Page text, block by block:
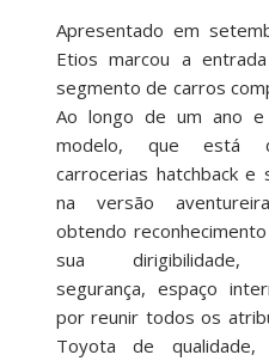
Apresentado em
Etios marcou a
segmento de carros
Ao longo de um ano
modelo, que está
carrocerias hatchback e
na versão
obtendo
sua dirigibilidade,
segurança, espaço
por reunir todos os
Toyota de qualidade,